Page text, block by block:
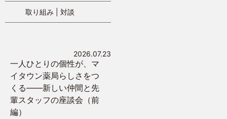
取り組み 対談
2026.07.23
一人ひとりの個性が、マ
イタウン薬局らしさをつ
くる——新しい仲間と先
輩スタッフの座談会（前
編）